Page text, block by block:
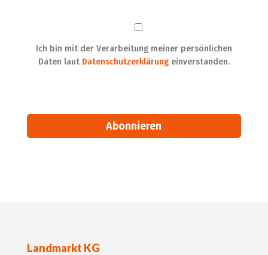
Ich bin mit der Verarbeitung meiner persönlichen
Daten laut Datenschutzerklärungeinverstanden.
Landmarkt KG